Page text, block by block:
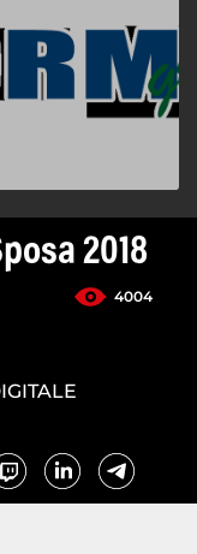
2018
4004